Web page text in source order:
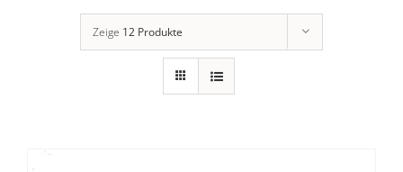
Zeige 12 Produkte